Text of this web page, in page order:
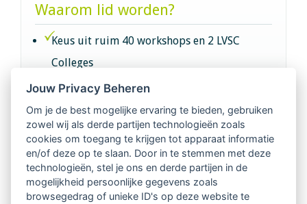
Waarom lid worden?
Keus uit ruim 40 workshops en 2 LVSC
Colleges
Intervisie met geregistreerde vakgenoten
Netwerk van 2100 professionals in 14
regio's
Vindbaar voor opdrachtgevers
Jouw Privacy Beheren
Om je de best mogelijke ervaring te bieden, gebruiken
zowel wij als derde partijen technologieën zoals
cookies om toegang te krijgen tot apparaat informatie
en/of deze op te slaan. Door in te stemmen met deze
technologieën, stel je ons en derde partijen in de
mogelijkheid persoonlijke gegevens zoals
browsegedrag of unieke ID's op deze website te